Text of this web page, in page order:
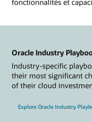
Oracle Industry
Industry-specific
their most significant
of their cloud
Explore Oracle Industry